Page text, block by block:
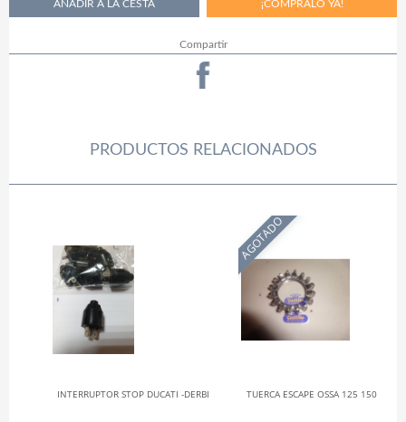
Compartir
PRODUCTOS RELACIONADOS
INTERRUPTOR STOP DUCATI -DERBI
AGOTADO
TUERCA ESCAPE OSSA 125 150